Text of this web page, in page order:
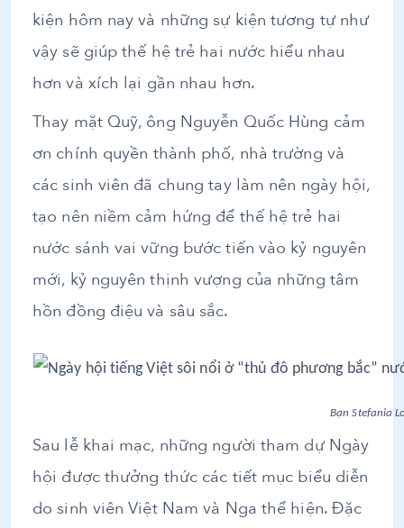
kiện hôm nay và những sự kiện tương tự như
vậy sẽ giúp thế hệ trẻ hai nước hiểu nhau
hơn và xích lại gần nhau hơn.
Thay mặt Quỹ, ông Nguyễn Quốc Hùng cảm
ơn chính quyền thành phố, nhà trường và
các sinh viên đã chung tay làm nên ngày hội,
tạo nên niềm cảm hứng để thế hệ trẻ hai
nước sánh vai vững bước tiến vào kỷ nguyên
mới, kỷ nguyên thịnh vượng của những tâm
hồn đồng điệu và sâu sắc.
Bạn Stefania
Sau lễ khai mạc, những người tham dự Ngày
hội được thưởng thức các tiết mục biểu diễn
do sinh viên Việt Nam và Nga thể hiện. Đặc